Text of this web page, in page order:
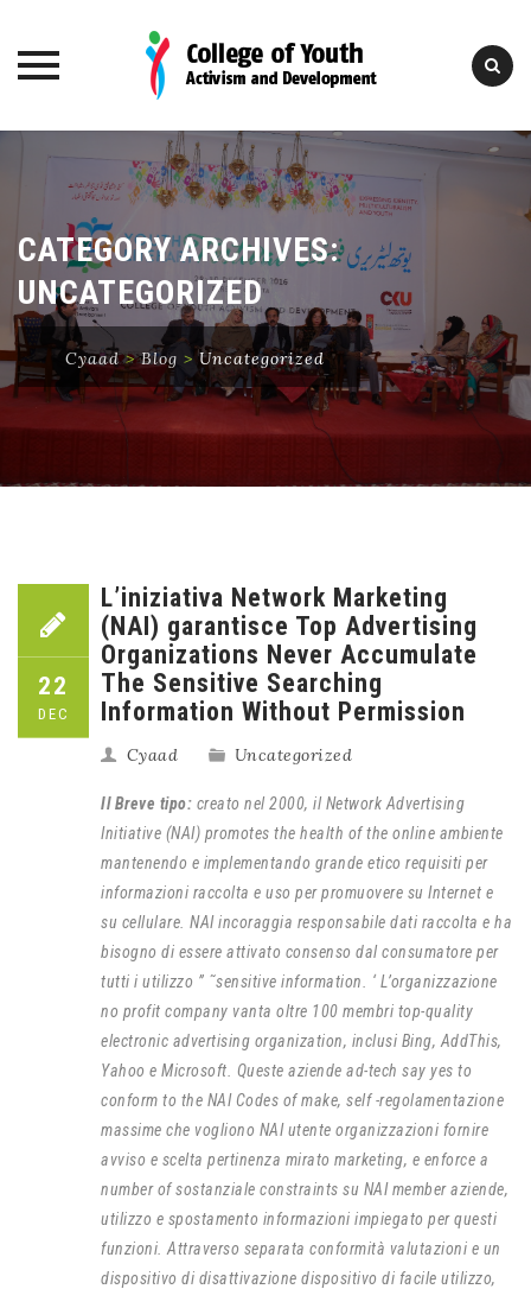
content
CATEGORY ARCHIVES:
UNCATEGORIZED
Cyaad>Blog >Uncategorized
22
DEC
L’iniziativa Network Marketing
(NAI) garantisce Top Advertising
Organizations Never Accumulate
The Sensitive Searching
Information Without Permission
Cyaad Uncategorized
Il Breve tipo: creato nel 2000, il Network Advertising
Initiative (NAI) promotes the health of the online ambiente
mantenendo e implementando grande etico requisiti per
informazioni raccolta e uso per promuovere su Internet e
su cellulare. NAI incoraggia responsabile dati raccolta e ha
bisogno di essere attivato consenso dal consumatore per
tutti i utilizzo ” ˜sensitive information. ‘ L’organizzazione
no profit company vanta oltre 100 membri top-quality
electronic advertising organization, inclusi Bing, AddThis,
Yahoo e Microsoft. Queste aziende ad-tech say yes to
conform to the NAI Codes of make, self -regolamentazione
massime che vogliono NAI utente organizzazioni fornire
avviso e scelta pertinenza mirato marketing, e enforce a
number of sostanziale constraints su NAI member aziende,
utilizzo e spostamento informazioni impiegato per questi
funzioni. Attraverso separata conformità valutazioni e un
dispositivo di disattivazione dispositivo di facile utilizzo,